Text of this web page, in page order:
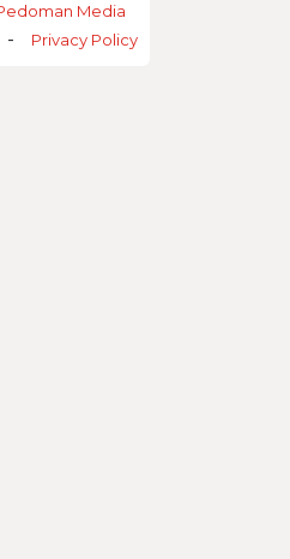
Media
Privacy Policy